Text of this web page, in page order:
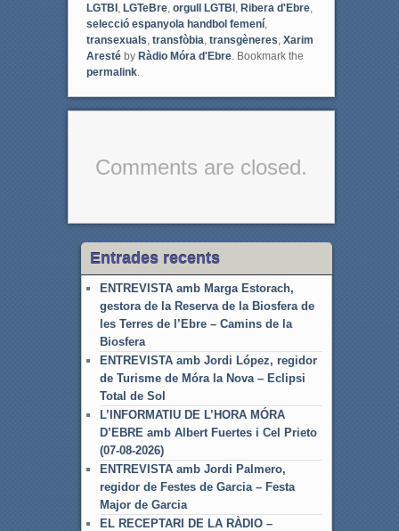
LGTBI, LGTeBre, orgull LGTBI, Ribera d'Ebre,
selecció espanyola handbol femení,
transexuals transfòbia transgèneres Xarim
Arestéby Ràdio Móra d'Ebre. Bookmark the
permalink.
Comments are closed.
Entrades recents
ENTREVISTA amb Marga Estorach,
gestora de la Reserva de la Biosfera de
les Terres de l’Ebre – Camins de la
Biosfera
ENTREVISTA amb Jordi López, regidor
de Turisme de Móra la Nova – Eclipsi
Total de Sol
L’INFORMATIU DE L’HORA MÓRA
D’EBRE amb Albert Fuertes i Cel Prieto
(07-08-2026)
ENTREVISTA amb Jordi Palmero,
regidor de Festes de Garcia – Festa
Major de Garcia
EL RECEPTARI DE LA RÀDIO –